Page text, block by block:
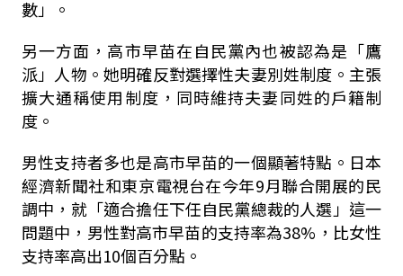
數」。
另一方面，高市早苗在自民黨內也被認為是「鷹
派」人物。她明確反對選擇性夫妻別姓制度。主張
擴大通稱使用制度，同時維持夫妻同姓的戶籍制
度。
男性支持者多也是高市早苗的一個顯著特點。日本
經濟新聞社和東京電視台在今年9月聯合開展的民
調中，就「適合擔任下任自民黨總裁的人選」這一
問題中，男性對高市早苗的支持率為38% ，比女性
支持率高出10個百分點。